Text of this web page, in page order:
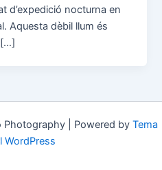
d’expedició nocturna en
Aquesta dèbil llum és
[…]
| Powered by Tema
WordPress